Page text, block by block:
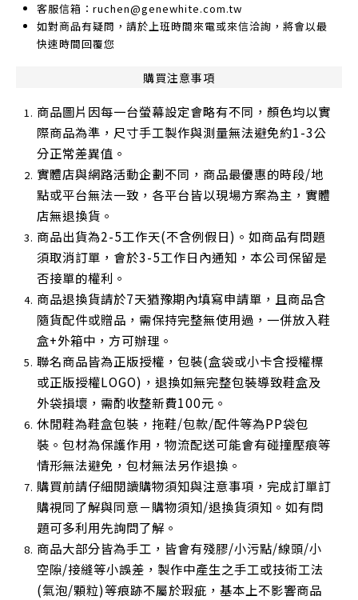
客服信箱：ruchen@genewhite.com.tw
如對商品有疑問，請於上班時間來電或來信洽詢，將會以最
快速時間回覆您
購買注意事項
商品圖片因每一台螢幕設定會略有不同，顏色均以實
際商品為準，尺寸手工製作與測量無法避免約1-3公
分正常差異值。
實體店與網路活動企劃不同，商品最優惠的時段/地
點或平台無法一致，各平台皆以現場方案為主，實體
店無退換貨。
商品出貨為2-5工作天(不含例假日)。如商品有問題
須取消訂單，會於3-5工作日內通知，本公司保留是
否接單的權利。
商品退換貨請於7天猶豫期內填寫申請單，且商品含
隨貨配件或贈品，需保持完整無使用過，一併放入鞋
盒+外箱中，方可辦理。
聯名商品皆為正版授權，包裝(盒袋或小卡含授權標
或正版授權LOGO)，退換如無完整包裝導致鞋盒及
外袋損壞，需酌收整新費100元。
休閒鞋為鞋盒包裝，拖鞋/包款/配件等為PP袋包
裝。包材為保護作用，物流配送可能會有碰撞壓痕等
情形無法避免，包材無法另作退換。
購買前請仔細閱讀購物須知與注意事項，完成訂單訂
購視同了解與同意－購物須知/退換貨須知。如有問
題可多利用先詢問了解。
商品大部分皆為手工，皆會有殘膠/小污點/線頭/小
空隙/接縫等小誤差，製作中產生之手工或技術工法
(氣泡/顆粒)等痕跡不屬於瑕疵，基本上不影響商品